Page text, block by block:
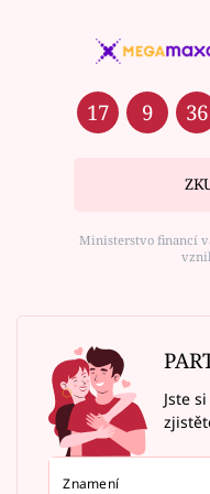
17 9 36
Ministerstvo financí
Jste